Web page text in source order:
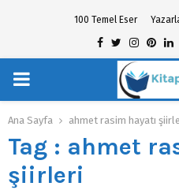
100 Temel Eser
Facebook
Twitter
PRIMARY
MENU
Ana Sayfa ahmet rasim hayatı
Tag : ahmet
şiirleri